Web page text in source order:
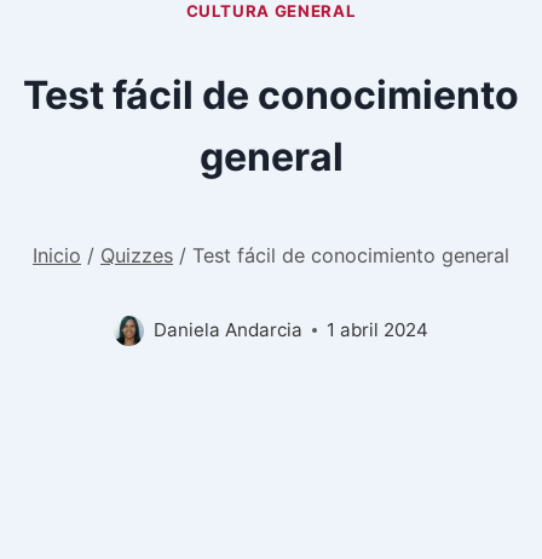
CULTURA GENERAL
Test fácil de conocimiento
general
Inicio / Quizzes / Test fácil de conocimiento general
Daniela Andarcia 1 abril 2024